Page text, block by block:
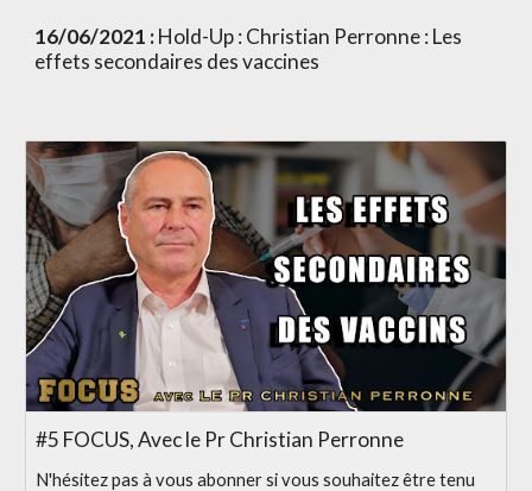
16/06/2021 : Hold-Up : Christian Perronne : Les
effets secondaires des vaccines
#5 FOCUS, Avec le Pr Christian Perronne
N'hésitez pas à vous abonner si vous souhaitez être tenu